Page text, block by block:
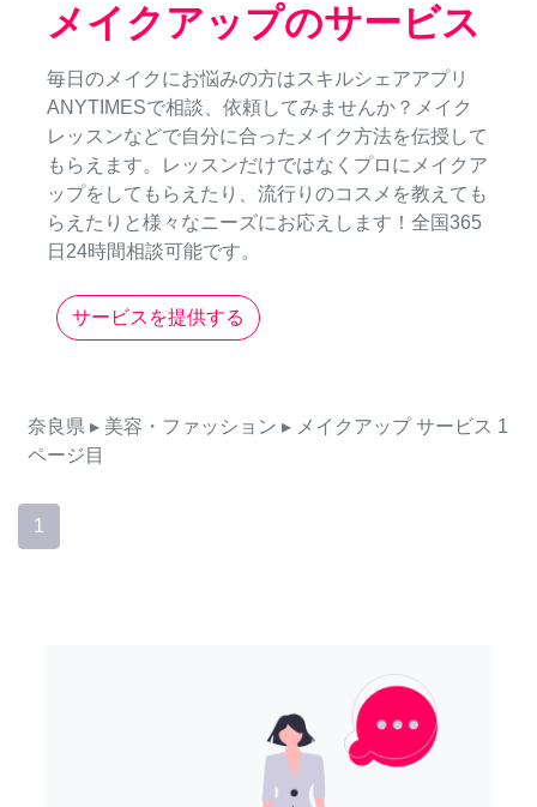
メイクアップのサービス
毎日のメイクにお悩みの方はスキルシェアアプリ
ANYTIMESで相談、依頼してみませんか？メイク
レッスンなどで自分に合ったメイク方法を伝授して
もらえます。レッスンだけではなくプロにメイクア
ップをしてもらえたり、流行りのコスメを教えても
らえたりと様々なニーズにお応えします！全国365
日24時間相談可能です。
サービスを提供する
奈良県 ▸ 美容・ファッション ▸ メイクアップ サービス 1
ページ目
1